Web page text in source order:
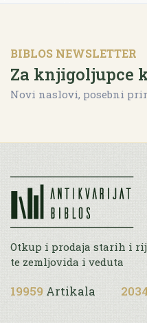
BIBLOS NEWSLETTER
Za knjigoljupce
Novi naslovi, posebni
Otkup i prodaja starih i
te zemljovida i veduta
19959 Artikala